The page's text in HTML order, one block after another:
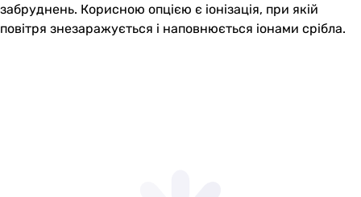
забруднень. Корисною опцією є іонізація, при якій
повітря знезаражується і наповнюється іонами срібла.